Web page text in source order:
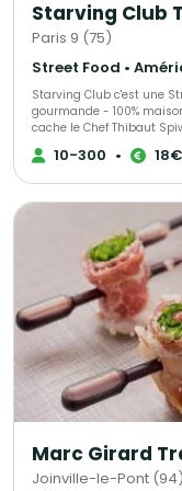
Starving Club
Paris 9 (75)
Street Food •
Starving Club c'est une
gourmande - 100%
cache le Chef Thibaut
Verte en récompense à
et responsable, la
établissements, notre
Starving Club on se fait
10-300 •
Marc Girard
Joinville-le-Pont (94)